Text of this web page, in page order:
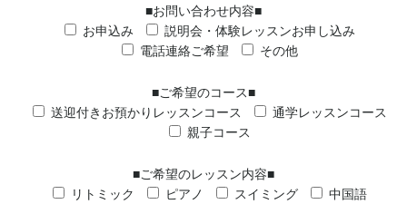
■お問い合わせ内容■
お申込み
説明会・体験レッスンお申し込み
電話連絡ご希望
その他
■ご希望のコース■
送迎付きお預かりレッスンコース
通学レッスンコース
親子コース
■ご希望のレッスン内容■
リトミック
ピアノ スイミング 中国語